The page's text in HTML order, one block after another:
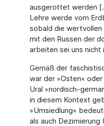
ausgerottet werden
Lehre werde vom
sobald die
mit den Russen der
arbeiten sei uns nicht
Gemäß der
war der »Osten«
Ural »nordisch-
in diesem Kontext
»Umsiedlung«
als auch Dezimierung